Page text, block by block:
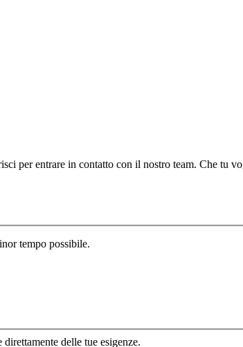
per entrare in contatto con il nostro team. Che tu
tempo possibile.
delle tue esigenze.